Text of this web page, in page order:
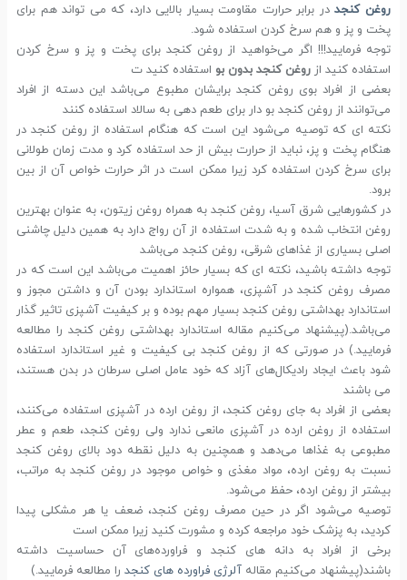
روغن کنجددر برابر حرارت مقاومت بسیار بالایی دارد، که می تواند هم برای
پخت و پز و هم سرخ کردن استفاده شود.
توجه فرمایید!!! اگر می‌خواهید از روغن کنجد برای پخت و پز و سرخ کردن
استفاده کنید از روغن کنجد بدون بو استفاده کنید ت
بعضی از افراد بوی روغن کنجد برایشان مطبوع می‌باشد این دسته از افراد
می‌توانند از روغن کنجد بو دار برای طعم دهی به سالاد استفاده کنند
نکته ای که توصیه می‌شود این است که هنگام استفاده از روغن کنجد در
هنگام پخت و پز، نباید از حرارت بیش از حد استفاده کرد و مدت زمان طولانی
برای سرخ کردن استفاده کرد زیرا ممکن است در اثر حرارت خواص آن از بین
برود.
در کشورهایی شرق آسیا، روغن کنجد به همراه روغن زیتون، به عنوان بهترین
روغن انتخاب شده و به شدت استفاده از آن رواج دارد به همین دلیل چاشنی
اصلی بسیاری از غذاهای شرقی، روغن کنجد می‌باشد
توجه داشته باشید، نکته ای که بسیار حائز اهمیت می‌باشد این است که در
مصرف روغن کنجد در آشپزی، همواره استاندارد بودن آن و داشتن مجوز و
استاندارد بهداشتی روغن کنجد بسیار مهم بوده و بر کیفیت آشپزی تاثیر گذار
می‌باشد.(پیشنهاد می‌کنیم مقاله استاندارد بهداشتی روغن کنجد را مطالعه
فرمایید.) در صورتی که از روغن کنجد بی کیفیت و غیر استاندارد استفاده
شود باعث ایجاد رادیکال‌های آزاد که خود عامل اصلی سرطان در بدن هستند،
می باشند
بعضی از افراد به جای روغن کنجد، از روغن ارده در آشپزی استفاده می‌کنند،
استفاده از روغن ارده در آشپزی مانعی ندارد ولی روغن کنجد، طعم و عطر
مطبوعی به غذاها می‌دهد و همچنین به دلیل نقطه دود بالای روغن کنجد
نسبت به روغن ارده، مواد مغذی و خواص موجود در روغن کنجد به مراتب،
بیشتر از روغن ارده، حفظ می‌شود.
توصیه می‌شود اگر در حین مصرف روغن کنجد، ضعف یا هر مشکلی پیدا
کردید، به پزشک خود مراجعه کرده و مشورت کنید زیرا ممکن است
برخی از افراد به دانه های کنجد و فراورده‌های آن حساسیت داشته
باشند(پیشنهاد می‌کنیم مقاله آلرژی فراورده های کنجد را مطالعه فرمایید.)